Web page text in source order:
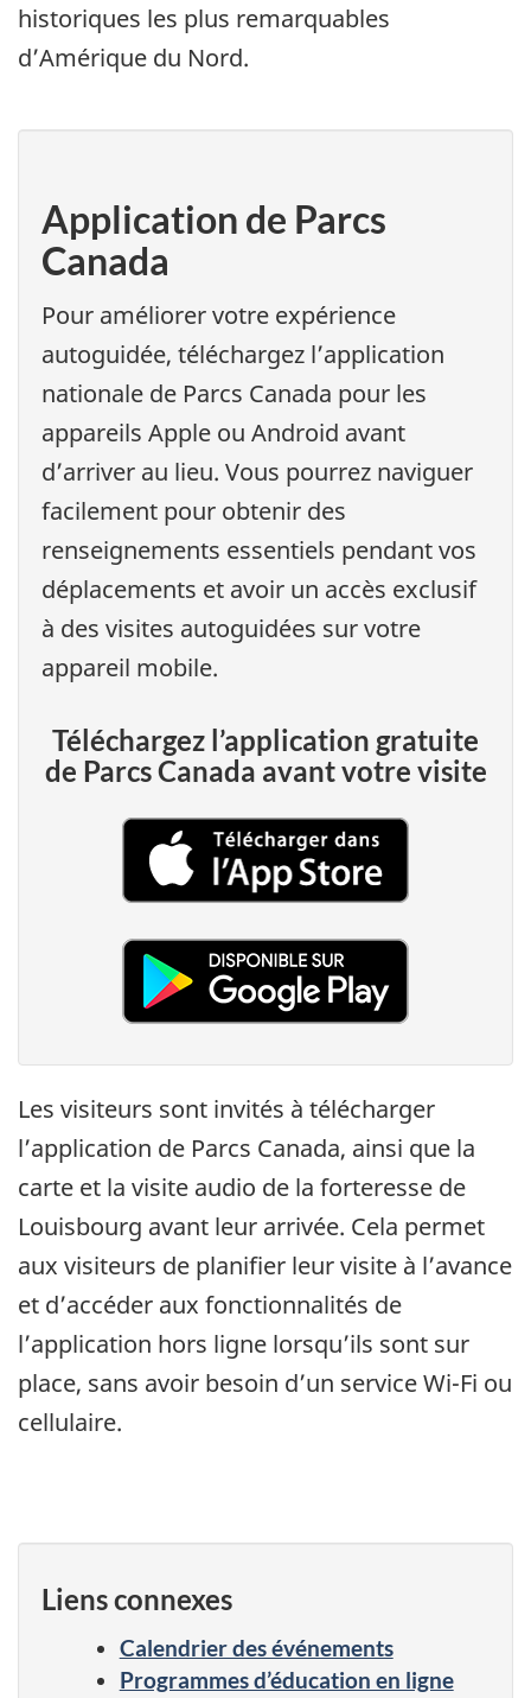
historiques les plus remarquables
d’Amérique du Nord.
Application de Parcs
Canada
Pour améliorer votre expérience
autoguidée, téléchargez l’application
nationale de Parcs Canada pour les
appareils Apple ou Android avant
d’arriver au lieu. Vous pourrez naviguer
facilement pour obtenir des
renseignements essentiels pendant vos
déplacements et avoir un accès exclusif
à des visites autoguidées sur votre
appareil mobile.
Téléchargez l’application gratuite
de Parcs Canada avant votre visite
Les visiteurs sont invités à télécharger
l’application de Parcs Canada, ainsi que la
carte et la visite audio de la forteresse de
Louisbourg avant leur arrivée. Cela permet
aux visiteurs de planifier leur visite à l’avance
et d’accéder aux fonctionnalités de
l’application hors ligne lorsqu’ils sont sur
place, sans avoir besoin d’un service Wi-Fi ou
cellulaire.
Liens connexes
Calendrier des événements
Programmes d’éducation en ligne